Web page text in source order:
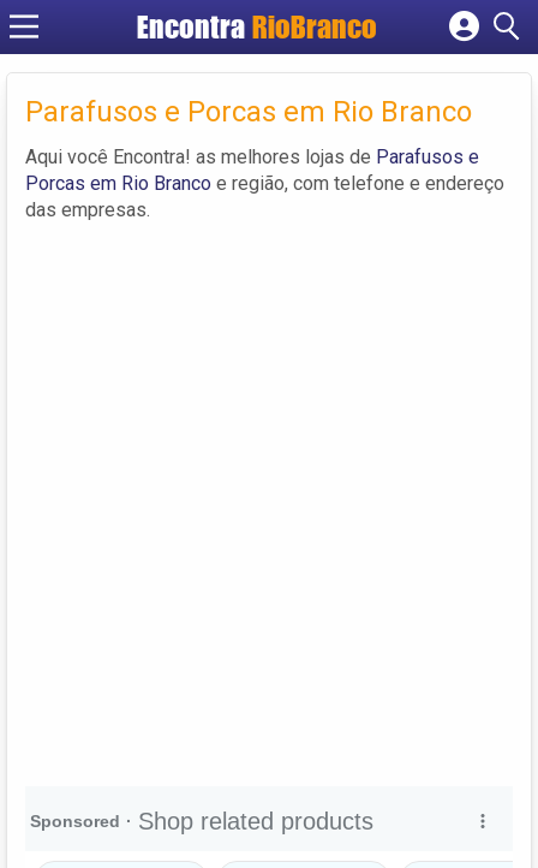
Encontra RioBranco
Cadastrar empresa
Criar conta
Parafusos e Porcas em Rio Branco
Aqui você Encontra! as melhores lojas de Parafusos e
Porcas em Rio Branco e região, com telefone e endereço
das empresas.